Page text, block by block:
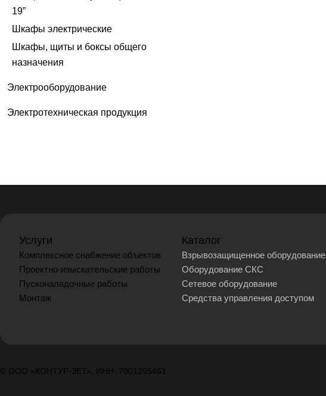
19”
Шкафы электрические
Шкафы, щиты и боксы общего
назначения
Электрооборудование
Электротехническая продукция
Услуги
Комплексное снабжение объектов
Проектно-изыскательские работы
Пусконаладочные работы
Монтаж
Каталог
Взрывозащищенное оборудование
Оборудование СКС
Сетевое оборудование
Средства управления доступом
© ООО «КОНТУР-ЗЕТ», ИНН: 7801295461